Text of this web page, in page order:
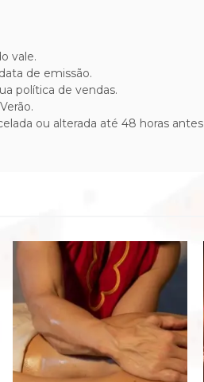
vale.
de emissão.
política de vendas.
ou alterada até 48 horas